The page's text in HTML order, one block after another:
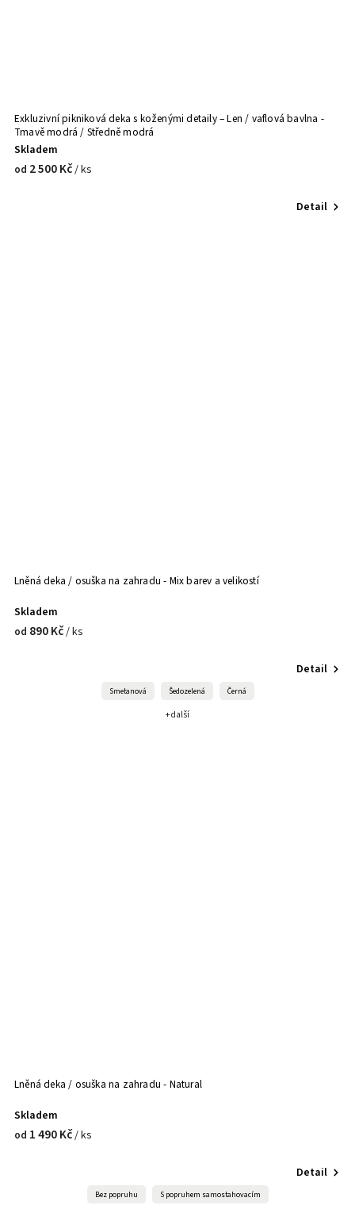
Exkluzivní pikniková deka s koženými detaily – Len / vaflová bavlna -
Tmavě modrá / Středně modrá
Skladem
od 2 500 Kč/ ks
Detail
Lněná deka / osuška na zahradu - Mix barev a velikostí
Skladem
od 890 Kč/ ks
Detail
Smetanová Šedozelená Černá
+ další
Lněná deka / osuška na zahradu - Natural
Skladem
od 1 490 Kč/ ks
Detail
Bez popruhu S popruhem samostahovacím